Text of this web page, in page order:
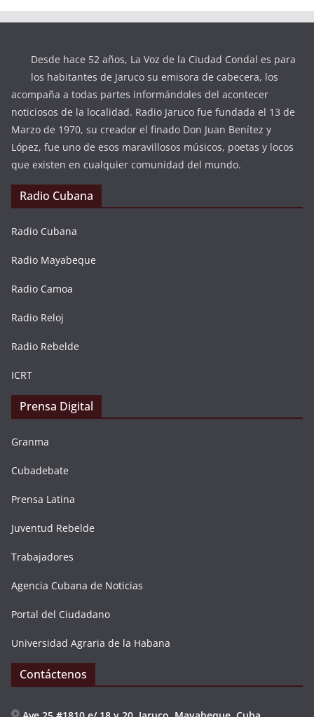
Desde hace 52 años, La Voz de la Ciudad Condal es para
los habitantes de Jaruco su emisora de cabecera, los
acompaña a todas partes informándoles del acontecer
noticiosos de la localidad. Radio Jaruco fue fundada el 13 de
Marzo de 1970, su creador el finado Don Juan Benítez y
López, fue uno de esos maravillosos músicos, poetas y locos
que existen en cualquier comunidad del mundo.
Radio Cubana
Radio Cubana
Radio Mayabeque
Radio Camoa
Radio Reloj
Radio Rebelde
ICRT
Prensa Digital
Granma
Cubadebate
Prensa Latina
Juventud Rebelde
Trabajadores
Agencia Cubana de Noticias
Portal del Ciudadano
Universidad Agraria de la Habana
Contáctenos